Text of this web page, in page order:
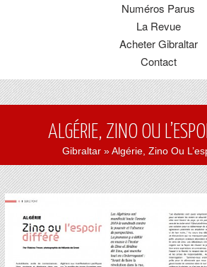
Numéros Parus
La Revue
Acheter Gibraltar
Contact
ALGÉRIE, ZINO OU
Gibraltar » Algérie, Zino Ou